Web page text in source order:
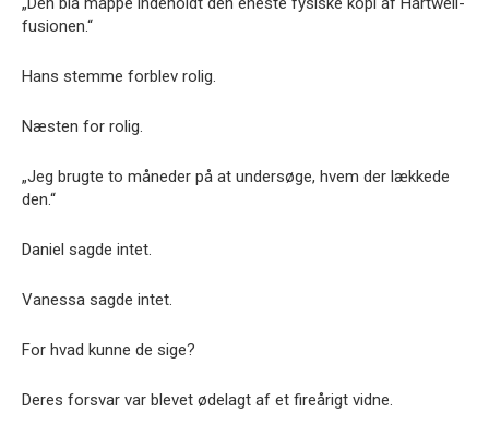
fusionen.“
Hans stemme forblev rolig.
Næsten for rolig.
„Jeg brugte to måneder på at undersøge, hvem der lækkede
den.“
Daniel sagde intet.
Vanessa sagde intet.
For hvad kunne de sige?
Deres forsvar var blevet ødelagt af et fireårigt vidne.